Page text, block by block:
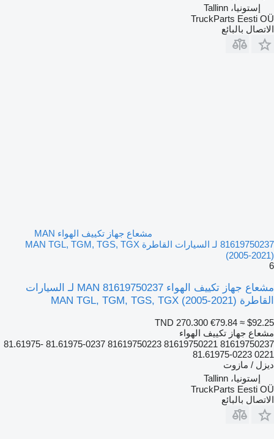
إستونيا، Tallinn
TruckParts Eesti OÜ
الاتصال بالبائع
مشعاع جهاز تكييف الهواء MAN
81619750237 لـ السيارات القاطرة MAN TGL, TGM, TGS, TGX
(2005-2021)
6
مشعاع جهاز تكييف الهواء MAN 81619750237 لـ السيارات
القاطرة MAN TGL, TGM, TGS, TGX (2005-2021)
TND 270.300 €79.84 ≈ $92.25
مشعاع جهاز تكييف الهواء
81619750237 81619750221 81619750223 81.61975-0237 81.61975-
0221 81.61975-0223
ديزل / مازوت
إستونيا، Tallinn
TruckParts Eesti OÜ
الاتصال بالبائع